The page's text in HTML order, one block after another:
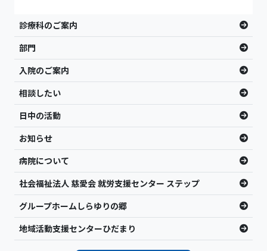
診療科のご案内
部門
入院のご案内
相談したい
日中の活動
お知らせ
病院について
社会福祉法人 慈愛会 就労支援センター ステップ
グループホームしらゆりの郷
地域活動支援センターひだまり